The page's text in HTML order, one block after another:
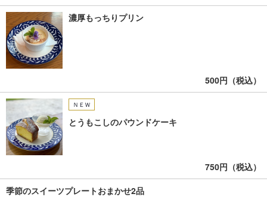
濃厚もっちりプリン
500円（税込）
ＮＥＷ
とうもこしのパウンドケーキ
750円（税込）
季節のスイーツプレートおまかせ2品